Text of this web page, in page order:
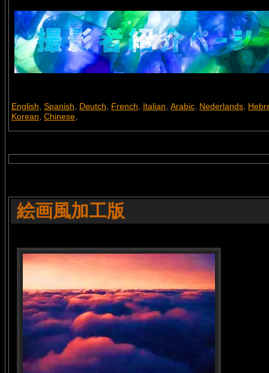
English, Spanish, Deutch, French, Italian, Arabic, Nederlands,
Korean, Chinese,
絵画風加工版